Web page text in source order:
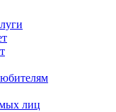
лиц